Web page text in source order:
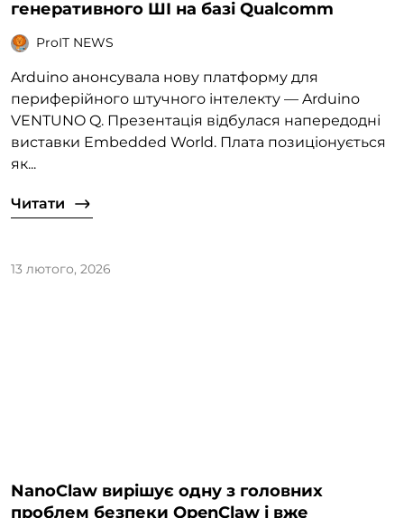
генеративного ШІ на базі Qualcomm
ProIT NEWS
Arduino анонсувала нову платформу для
периферійного штучного інтелекту — Arduino
VENTUNO Q. Презентація відбулася напередодні
виставки Embedded World. Плата позиціонується
як...
Читати
13 лютого, 2026
NanoClaw вирішує одну з головних
проблем безпеки OpenClaw і вже